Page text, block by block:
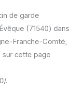
de garde
(71540) dans
Franche-Comté,
sur cette page
.